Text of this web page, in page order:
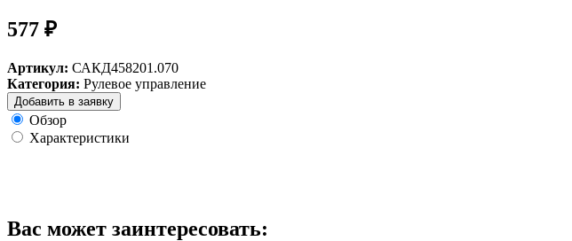
577 ₽
Артикул: САКД458201.070
Категория: Рулевое управление
Добавить в заявку
Обзор
Характеристики
Вас может заинтересовать: